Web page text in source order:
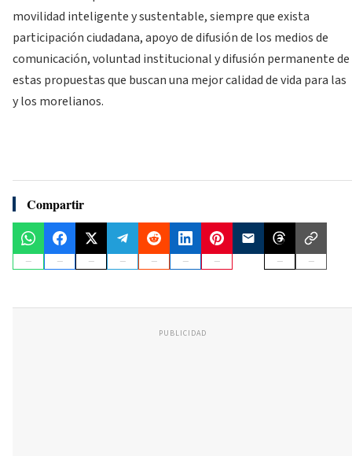
movilidad inteligente y sustentable, siempre que exista
participación ciudadana, apoyo de difusión de los medios de
comunicación, voluntad institucional y difusión permanente de
estas propuestas que buscan una mejor calidad de vida para las
y los morelianos.
Compartir
PUBLICIDAD